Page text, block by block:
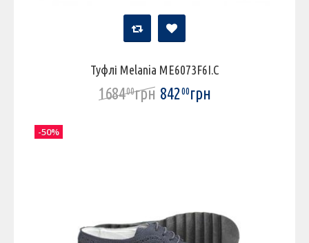
Туфлі Melania ME6073F6I.C
168400грн 84200грн
-50%